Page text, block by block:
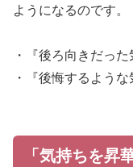
ようになるのです。
・『後ろ向きだっ
・『後悔するよう
「気持ちを昇